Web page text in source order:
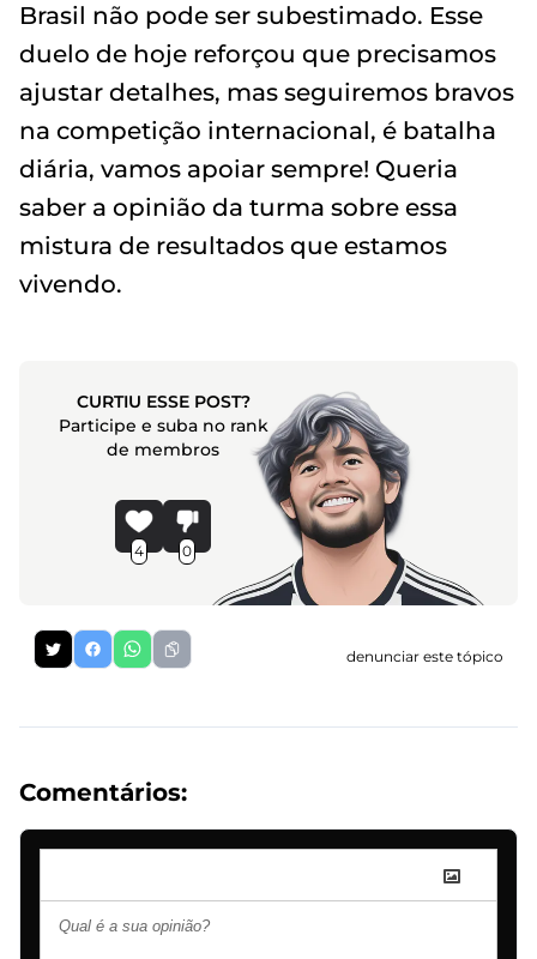
Brasil não pode ser subestimado. Esse
duelo de hoje reforçou que precisamos
ajustar detalhes, mas seguiremos bravos
na competição internacional, é batalha
diária, vamos apoiar sempre! Queria
saber a opinião da turma sobre essa
mistura de resultados que estamos
vivendo.
CURTIU ESSE POST?
Participe e suba no rank
de membros
4 0
denunciar este tópico
Comentários: